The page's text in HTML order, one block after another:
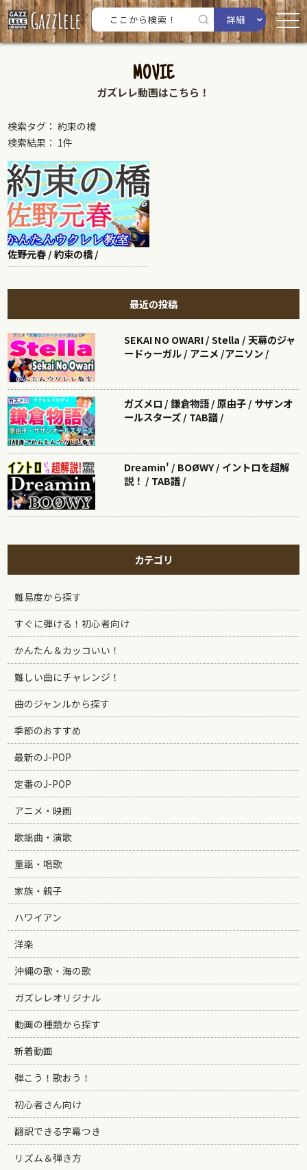
詳細
MOVIE
ガズレレ動画はこちら！
検索タグ： 約束の橋
検索結果： 1件
佐野元春 / 約束の橋 /
最近の投稿
SEKAI NO OWARI / Stella / 天幕のジャ
ードゥーガル / アニメ /アニソン /
ガズメロ / 鎌倉物語 / 原由子 / サザンオ
ールスターズ / TAB譜 /
Dreamin' / BOØWY / イントロを超解
説！ / TAB譜 /
カテゴリ
難易度から探す
すぐに弾ける！初心者向け
かんたん＆カッコいい！
難しい曲にチャレンジ！
曲のジャンルから探す
季節のおすすめ
最新のJ-POP
定番のJ-POP
アニメ・映画
歌謡曲・演歌
童謡・唱歌
家族・親子
ハワイアン
洋楽
沖縄の歌・海の歌
ガズレレオリジナル
動画の種類から探す
新着動画
弾こう！歌おう！
初心者さん向け
翻訳できる字幕つき
リズム＆弾き方